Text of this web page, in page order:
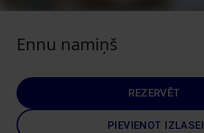
Ennu namiņš
REZERVĒT
PIEVIENOT IZLASEI